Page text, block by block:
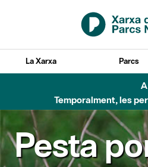
Salta al contingut principal
La Xarxa Parcs
Temporalment, les
Pesta